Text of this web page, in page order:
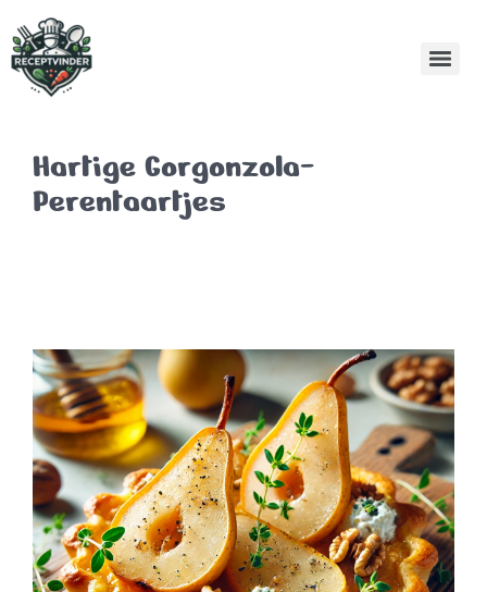
Hartige Gorgonzola-
Perentaartjes